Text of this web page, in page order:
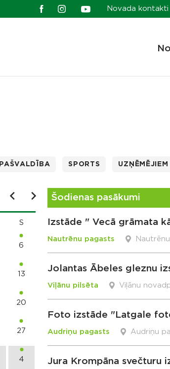
Novada kontakti
PAŠVALDĪBA SPORTS UZŅĒMĒJIEM
S
6
13
20
27
4
Šodienas pasākumi
Izstāde " Vecā grāmata
Nautrēnu pagasts
Jolantas Ābeles gleznu
Viļānu pilsēta Viļānu
Foto izstāde "Latgale
Audriņu pagasts Audriņu
Jura Krompāna svečturu